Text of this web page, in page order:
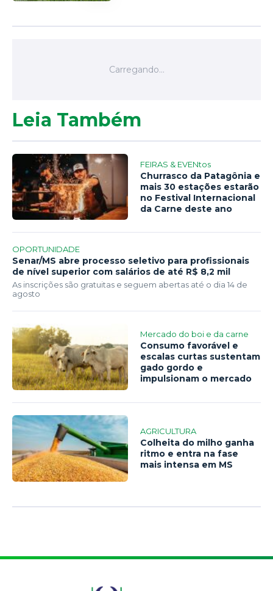
Leia Também
FEIRAS & EVENtos
Churrasco da Patagônia e
mais 30 estações estarão
no Festival Internacional
da Carne deste ano
OPORTUNIDADE
Senar/MS abre processo seletivo para profissionais
de nível superior com salários de até R$ 8,2 mil
As inscrições são gratuitas e seguem abertas até o dia 14 de
agosto
Mercado do boi e da carne
Consumo favorável e
escalas curtas sustentam
gado gordo e
impulsionam o mercado
AGRICULTURA
Colheita do milho ganha
ritmo e entra na fase
mais intensa em MS